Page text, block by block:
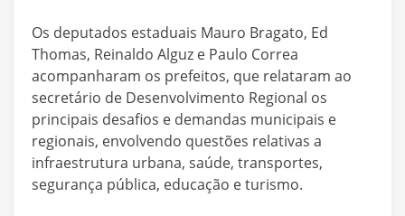
Os deputados estaduais Mauro Bragato, Ed
Thomas, Reinaldo Alguz e Paulo Correa
acompanharam os prefeitos, que relataram ao
secretário de Desenvolvimento Regional os
principais desafios e demandas municipais e
regionais, envolvendo questões relativas a
infraestrutura urbana, saúde, transportes,
segurança pública, educação e turismo.